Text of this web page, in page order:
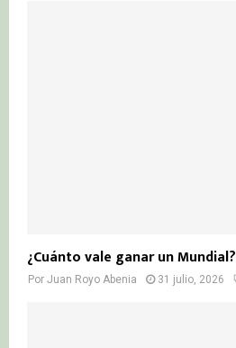
¿Cuánto vale ganar un Mundial?
Por Juan Royo Abenia 31 julio, 2026